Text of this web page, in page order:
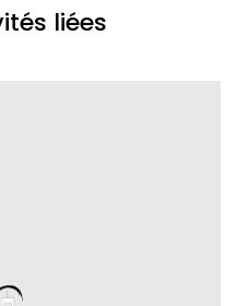
liées